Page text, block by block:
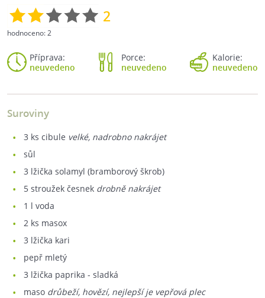
2
hodnoceno:2
Příprava:
neuvedeno
Porce:
neuvedeno
Kalorie:
neuvedeno
Suroviny
3 ks cibule velké, nadrobno nakrájet
sůl
3 lžička solamyl (bramborový škrob)
5 stroužek česnek drobně nakrájet
1 l voda
2 ks masox
3 lžička kari
pepř mletý
3 lžička paprika - sladká
maso drůbeží, hovězí, nejlepší je vepřová plec